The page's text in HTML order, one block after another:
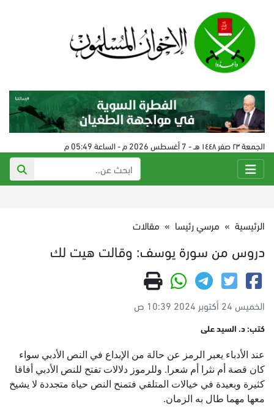
الجمعة ٢٣ صفر ١٤٤٨ هـ - 7 أغسطس 2026 م - الساعة 05:49 م
الرئيسية » مرسي رئيسا » مقالات
دروس من سورة يوسف: وقالت هيت لك
الخميس 24 أكتوبر 2024 10:39 ص
كتب: د. السيد على
عند الأدباء يعبر الرمز عن حالة من الإبداع في النص الأدبي سواء
كان قصة أم نثرا أم شعرا. وللرموز دلالات تفتح للنص الأدبي أفاقا
كثيرة وبعيدة في خيالات المتلقي فتمنح النص حياة متجددة لا يشيخ
معها مهما طال به الزمان.